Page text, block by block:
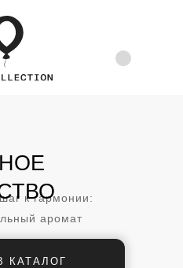
к гармонии:
аромат
КАТАЛОГ